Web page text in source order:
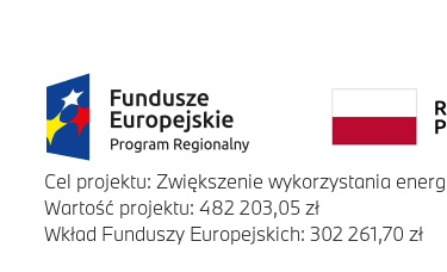
Cel projektu: Zwiększenie wykorzystania
Wartość projektu: 482 203,05 zł
Wkład Funduszy Europejskich: 302 261,70 zł